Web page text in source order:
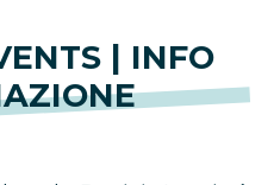
| INFO